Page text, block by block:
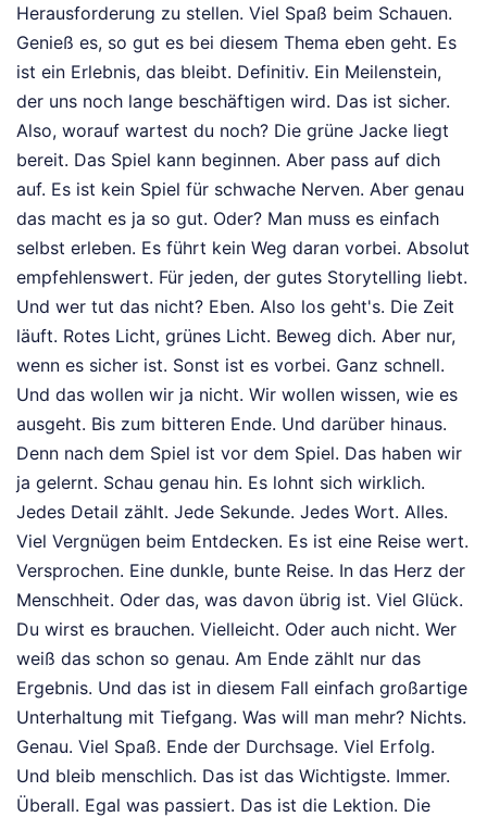
Herausforderung zu stellen. Viel Spaß beim Schauen.
Genieß es, so gut es bei diesem Thema eben geht. Es
ist ein Erlebnis, das bleibt. Definitiv. Ein Meilenstein,
der uns noch lange beschäftigen wird. Das ist sicher.
Also, worauf wartest du noch? Die grüne Jacke liegt
bereit. Das Spiel kann beginnen. Aber pass auf dich
auf. Es ist kein Spiel für schwache Nerven. Aber genau
das macht es ja so gut. Oder? Man muss es einfach
selbst erleben. Es führt kein Weg daran vorbei. Absolut
empfehlenswert. Für jeden, der gutes Storytelling liebt.
Und wer tut das nicht? Eben. Also los geht's. Die Zeit
läuft. Rotes Licht, grünes Licht. Beweg dich. Aber nur,
wenn es sicher ist. Sonst ist es vorbei. Ganz schnell.
Und das wollen wir ja nicht. Wir wollen wissen, wie es
ausgeht. Bis zum bitteren Ende. Und darüber hinaus.
Denn nach dem Spiel ist vor dem Spiel. Das haben wir
ja gelernt. Schau genau hin. Es lohnt sich wirklich.
Jedes Detail zählt. Jede Sekunde. Jedes Wort. Alles.
Viel Vergnügen beim Entdecken. Es ist eine Reise wert.
Versprochen. Eine dunkle, bunte Reise. In das Herz der
Menschheit. Oder das, was davon übrig ist. Viel Glück.
Du wirst es brauchen. Vielleicht. Oder auch nicht. Wer
weiß das schon so genau. Am Ende zählt nur das
Ergebnis. Und das ist in diesem Fall einfach großartige
Unterhaltung mit Tiefgang. Was will man mehr? Nichts.
Genau. Viel Spaß. Ende der Durchsage. Viel Erfolg.
Und bleib menschlich. Das ist das Wichtigste. Immer.
Überall. Egal was passiert. Das ist die Lektion. Die